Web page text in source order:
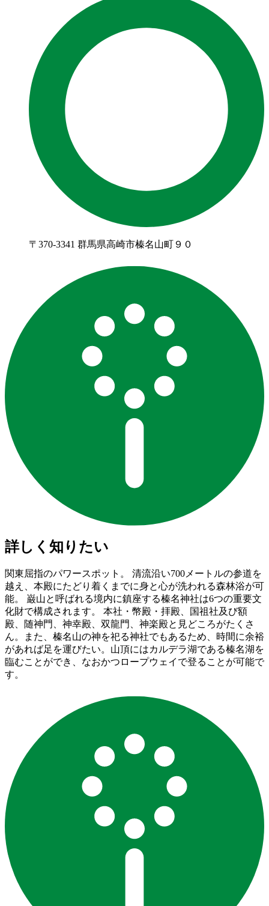
〒370-3341 群馬県高崎市榛名山町９０
詳しく知りたい
関東屈指のパワースポット。 清流沿い700メートルの参道を
越え、本殿にたどり着くまでに身と心が洗われる森林浴が可
能。 巌山と呼ばれる境内に鎮座する榛名神社は6つの重要文
化財で構成されます。 本社・幣殿・拝殿、国祖社及び額
殿、随神門、神幸殿、双龍門、神楽殿と見どころがたくさ
ん。また、榛名山の神を祀る神社でもあるため、時間に余裕
があれば足を運びたい。山頂にはカルデラ湖である榛名湖を
臨むことができ、なおかつロープウェイで登ることが可能で
す。